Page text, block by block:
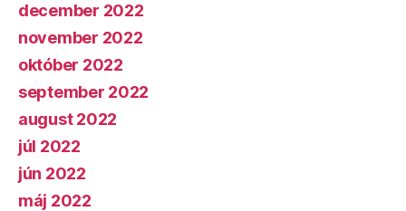
december 2022
november 2022
október 2022
september 2022
august 2022
júl 2022
jún 2022
máj 2022